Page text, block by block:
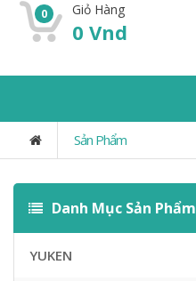
0 Giỏ Hàng
0 Vnd
Sản Phẩm
Danh Mục Sản Phẩm
YUKEN